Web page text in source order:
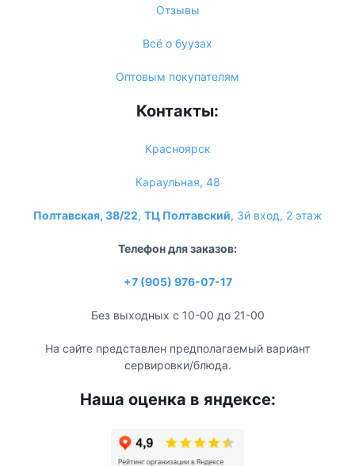
Отзывы
Всё о буузах
Оптовым покупателям
Контакты:
Красноярск
Караульная, 48
Полтавская, 38/22, ТЦ Полтавский, 3й вход, 2 этаж
Телефон для заказов:
+7 (905) 976-07-17
Без выходных с 10-00 до 21-00
На сайте представлен предполагаемый вариант
сервировки/блюда.
Наша оценка в яндексе: